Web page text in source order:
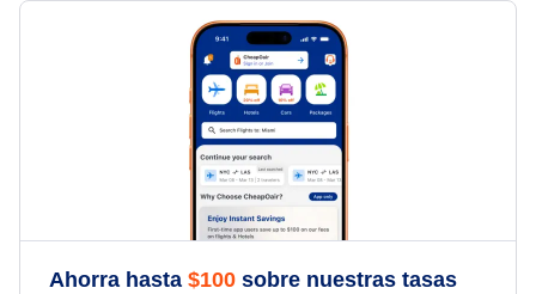
Ahorra hasta $100 sobre nuestras tasas